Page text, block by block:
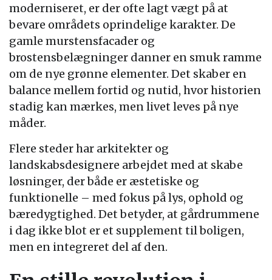
moderniseret, er der ofte lagt vægt på at
bevare områdets oprindelige karakter. De
gamle murstensfacader og
brostensbelægninger danner en smuk ramme
om de nye grønne elementer. Det skaber en
balance mellem fortid og nutid, hvor historien
stadig kan mærkes, men livet leves på nye
måder.
Flere steder har arkitekter og
landskabsdesignere arbejdet med at skabe
løsninger, der både er æstetiske og
funktionelle – med fokus på lys, ophold og
bæredygtighed. Det betyder, at gårdrummene
i dag ikke blot er et supplement til boligen,
men en integreret del af den.